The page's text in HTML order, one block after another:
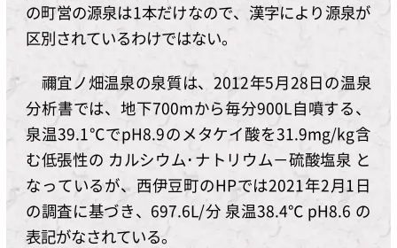
の町営の源泉は1本だけなので、漢字により源泉が
区別されているわけではない。
禰宜ノ畑温泉の泉質は、2012年5月28日の温泉
分析書では、地下700mから毎分900L自噴する、
泉温39.1℃でpH8.9のメタケイ酸を31.9mg/kg含
む低張性の カルシウム･ナトリウム－硫酸塩泉 と
なっているが、西伊豆町のHPでは2021年2月1日
の調査に基づき、697.6L/分 泉温38.4℃ pH8.6 の
表記がなされている。